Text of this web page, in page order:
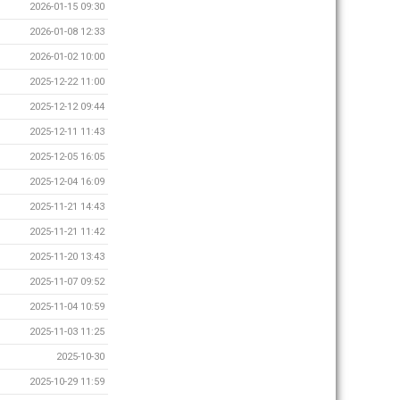
2026-01-15 09:30
2026-01-08 12:33
2026-01-02 10:00
2025-12-22 11:00
2025-12-12 09:44
2025-12-11 11:43
2025-12-05 16:05
2025-12-04 16:09
2025-11-21 14:43
2025-11-21 11:42
2025-11-20 13:43
2025-11-07 09:52
2025-11-04 10:59
2025-11-03 11:25
2025-10-30
2025-10-29 11:59